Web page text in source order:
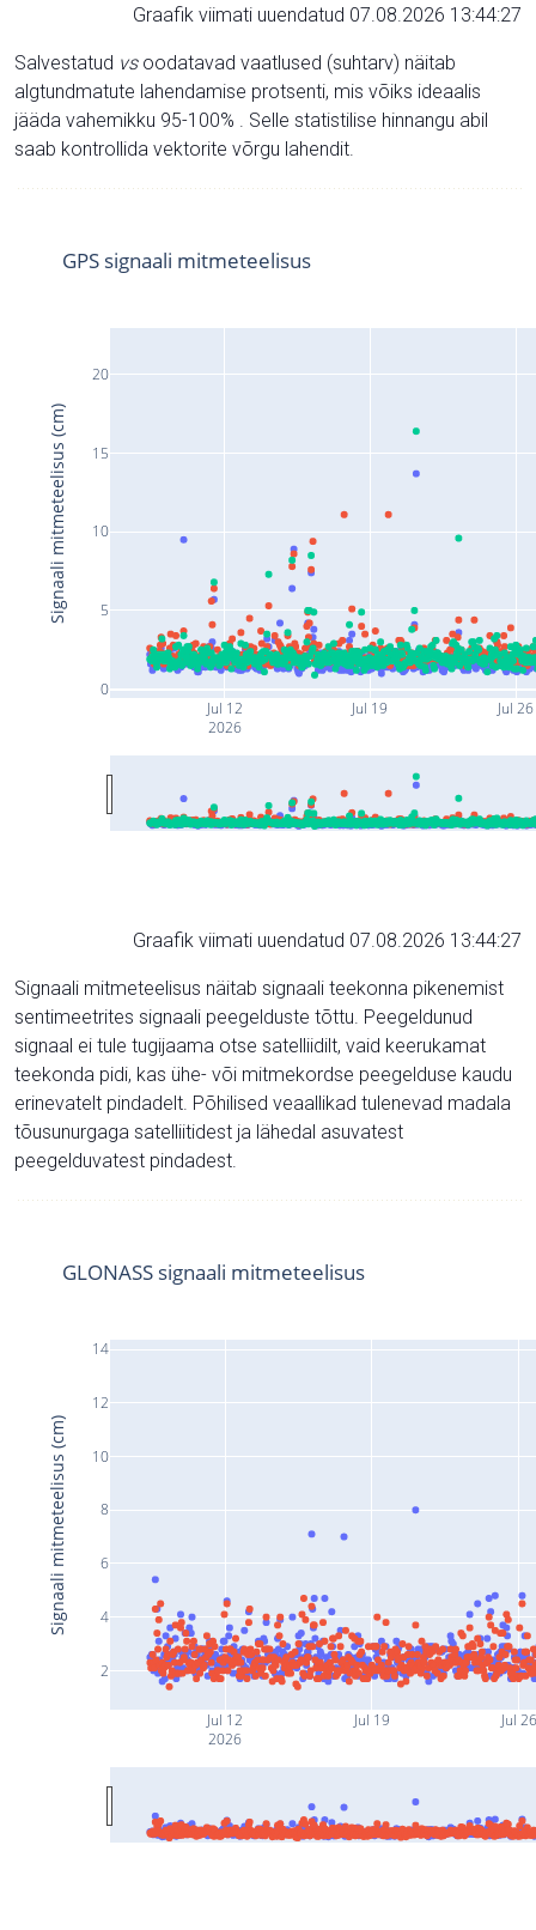
Graafik viimati uuendatud 07.08.2026 13:44:27
Salvestatud vsoodatavad vaatlused (suhtarv) näitab
algtundmatute lahendamise protsenti, mis võiks ideaalis
jääda vahemikku 95-100% . Selle statistilise hinnangu abil
saab kontrollida vektorite võrgu lahendit.
Jul 12
2026
Jul 19 Jul 26
0
5
10
15
20
GPS signaali mitmeteelisus
Signaali mitmeteelisus (cm)
Graafik viimati uuendatud 07.08.2026 13:44:27
Signaali mitmeteelisus näitab signaali teekonna pikenemist
sentimeetrites signaali peegelduste tõttu. Peegeldunud
signaal ei tule tugijaama otse satelliidilt, vaid keerukamat
teekonda pidi, kas ühe- või mitmekordse peegelduse kaudu
erinevatelt pindadelt. Põhilised veaallikad tulenevad madala
tõusunurgaga satelliitidest ja lähedal asuvatest
peegelduvatest pindadest.
Jul 12
2026
Jul 19 Jul 26
2
4
6
8
10
12
14
GLONASS signaali mitmeteelisus
Signaali mitmeteelisus (cm)